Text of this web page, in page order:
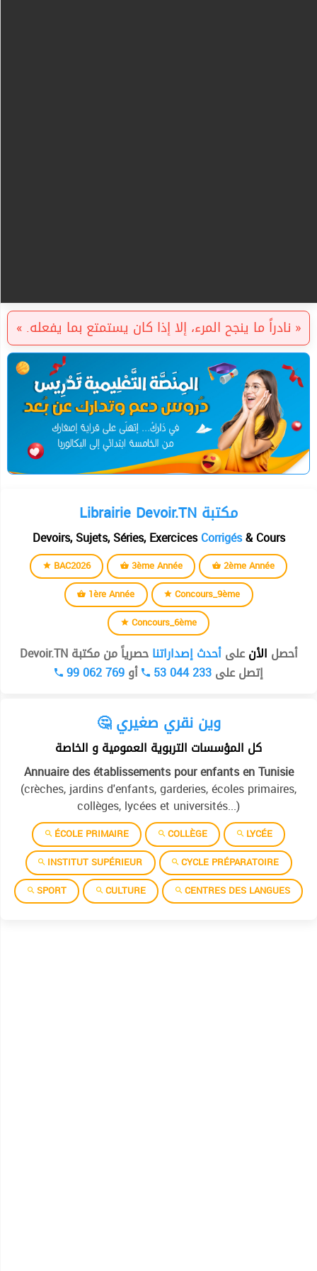
« نادراً ما ينجح المرء، إلا إذا كان يستمتع بما يفعله. »
Librairie Devoir.TN مكتبة
Devoirs, Sujets, Séries, ExercicesCorrigés& Cours
BAC2026 3ème Année
2ème Année
1ère Année
Concours_9ème
Concours_6ème
أحصل الأنعلىأحدث إصداراتناحصرياً من مكتبة Devoir.TN
إتصل على53 044 233 أو99 062 769
🤔 وين نقري صغيري
كل المؤسسات التربوية العمومية و الخاصة
Annuaire des établissements pour enfants en Tunisie
(crèches, jardins d'enfants, garderies, écoles primaires,
collèges, lycées et universités...)
ÉCOLE PRIMAIRE COLLÈGE
LYCÉE
INSTITUT SUPÉRIEUR
CYCLE PRÉPARATOIRE
SPORT
CULTURE CENTRES DES LANGUES